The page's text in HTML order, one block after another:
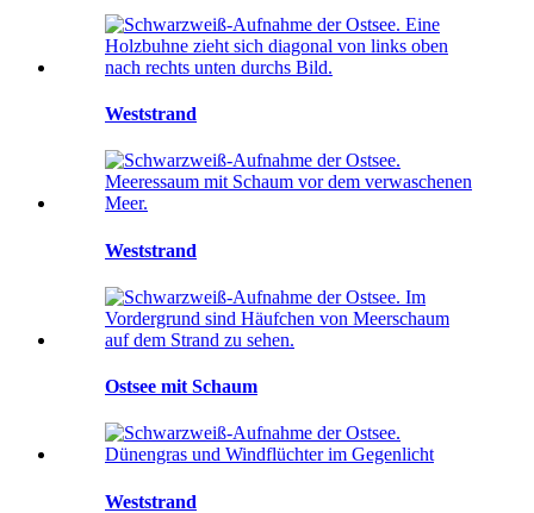
Weststrand
Weststrand
Ostsee mit Schaum
Weststrand